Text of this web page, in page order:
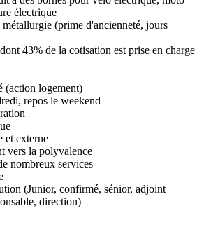
électrique
(prime d'ancienneté, jours
43% de la cotisation est prise en charge
(action logement)
repos le weekend
et externe
vers la polyvalence
nombreux services
(Junior, confirmé, sénior, adjoint
direction)